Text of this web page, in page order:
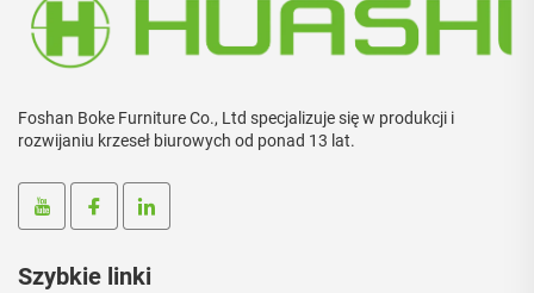
Foshan Boke Furniture Co., Ltd specjalizuje się w produkcji i
rozwijaniu krzeseł biurowych od ponad 13 lat.
Szybkie linki